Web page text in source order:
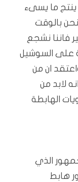
ما يسىء
بالوقت
فاننا نشجع
على السوشيل
ان من
لابد من
الهابطة
الذي
هابط